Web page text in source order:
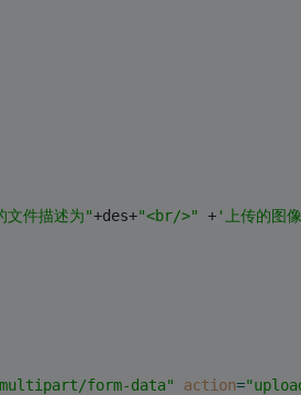
文件描述为"+des+"<br/>" +'上传的图
form-data" action=